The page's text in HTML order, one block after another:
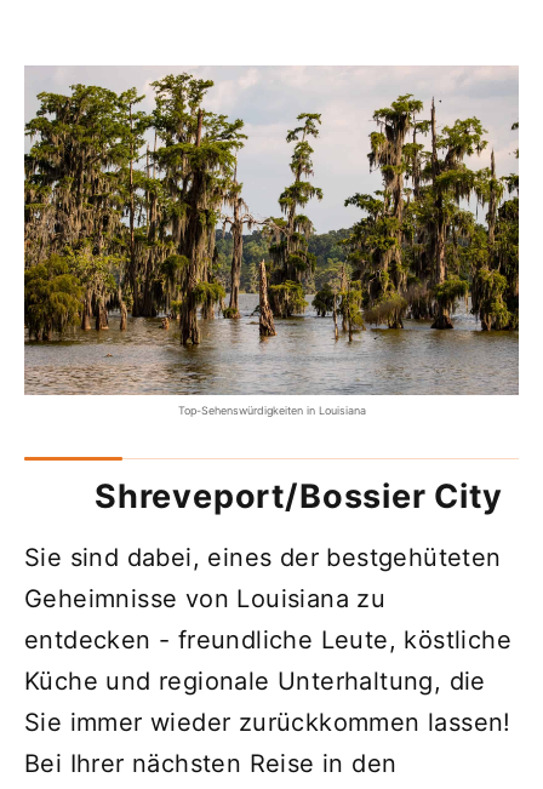
Top-Sehenswürdigkeiten in Louisiana
Shreveport/Bossier City
Sie sind dabei, eines der bestgehüteten
Geheimnisse von Louisiana zu
entdecken - freundliche Leute, köstliche
Küche und regionale Unterhaltung, die
Sie immer wieder zurückkommen lassen!
Bei Ihrer nächsten Reise in den